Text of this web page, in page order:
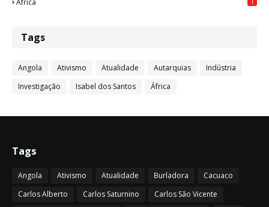
África
Tags
Angola Ativismo Atualidade Autarquias
Indústria
Investigação
Isabel dos Santos África
Tags
Angola Ativismo Atualidade Burladora
Cacuaco
Carlos Alberto
Carlos Saturnino
Carlos São Vicente